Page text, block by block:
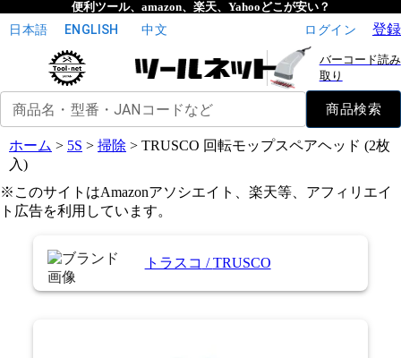
便利ツール、amazon、楽天、Yahooどこが安い？
日本語 ENGLISH 中文 ログイン 登録
バーコード読み
取り
商品名・型番・JANコードなど 商品検索
ホーム > 5S > 掃除 > TRUSCO 回転モップスペアヘッド (2枚
入)
※このサイトはAmazonアソシエイト、楽天等、アフィリエイ
ト広告を利用しています。
トラスコ /TRUSCO